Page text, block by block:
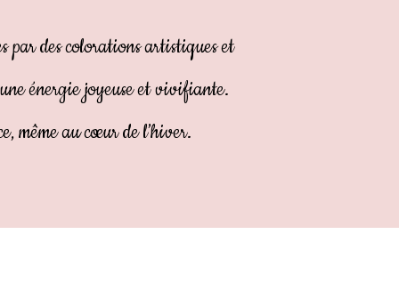
par des colorations artistiques et
énergie joyeuse et vivifiante.
même au cœur de l’hiver.